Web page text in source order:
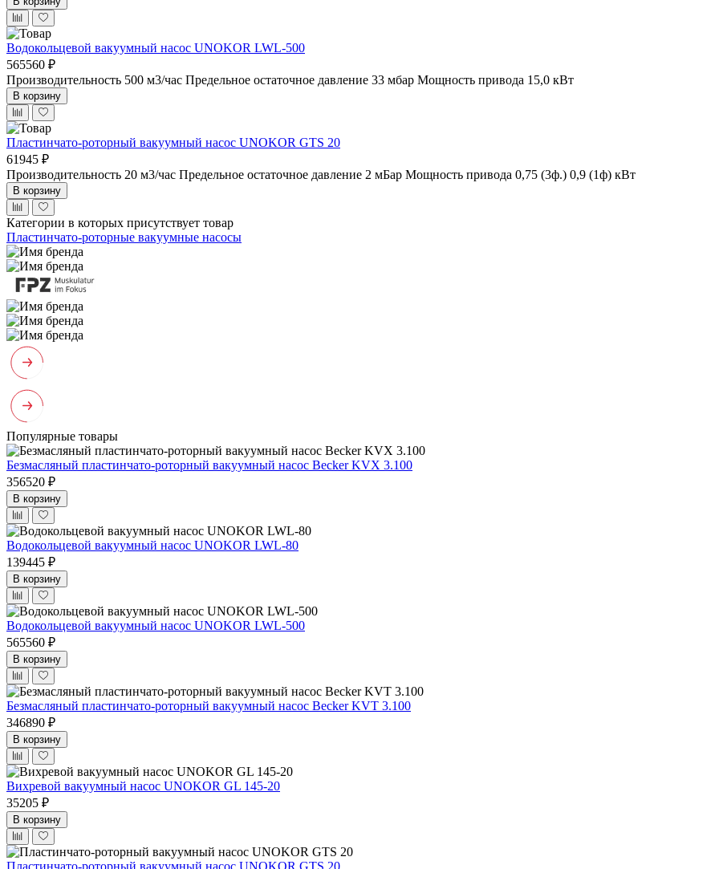
Водокольцевой вакуумный насос UNOKOR LWL-500
565560 ₽
Производительность 500 м3/час Предельное остаточное давление 33 мбар Мощность привода 15,0 кВт
В корзину
Пластинчато-роторный вакуумный насос UNOKOR GTS 20
61945 ₽
Производительность 20 м3/час Предельное остаточное давление 2 мБар Мощность привода 0,75 (3ф.) 0,9 (1ф) кВт
В корзину
Категории в которых присутствует товар
Пластинчато-роторные вакуумные насосы
Популярные товары
Безмасляный пластинчато-роторный вакуумный насос Becker KVX 3.100
356520 ₽
В корзину
Водокольцевой вакуумный насос UNOKOR LWL-80
139445 ₽
В корзину
Водокольцевой вакуумный насос UNOKOR LWL-500
565560 ₽
В корзину
Безмасляный пластинчато-роторный вакуумный насос Becker KVT 3.100
346890 ₽
В корзину
Вихревой вакуумный насос UNOKOR GL 145-20
35205 ₽
В корзину
Пластинчато-роторный вакуумный насос UNOKOR GTS 20